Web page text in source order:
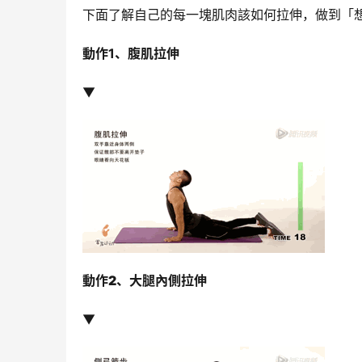
下面了解自己的每一塊肌肉該如何拉伸，做到「
動作1、腹肌拉伸
▼
動作2、 大腿內側拉伸
▼